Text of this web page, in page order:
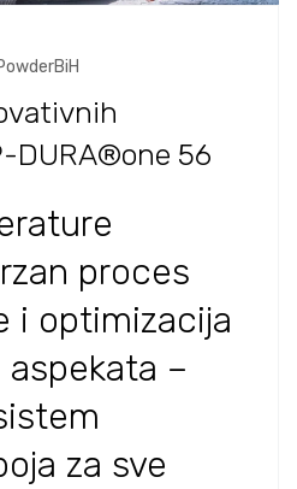
DURA®one 56
proces
i optimizacija
–
za sve